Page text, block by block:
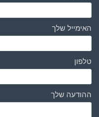
האימייל שלך
טלפון
ההודעה שלך